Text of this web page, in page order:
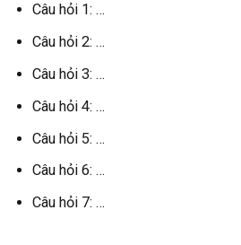
Câu hỏi 1: …
Câu hỏi 2: …
Câu hỏi 3: …
Câu hỏi 4: …
Câu hỏi 5: …
Câu hỏi 6: …
Câu hỏi 7: …